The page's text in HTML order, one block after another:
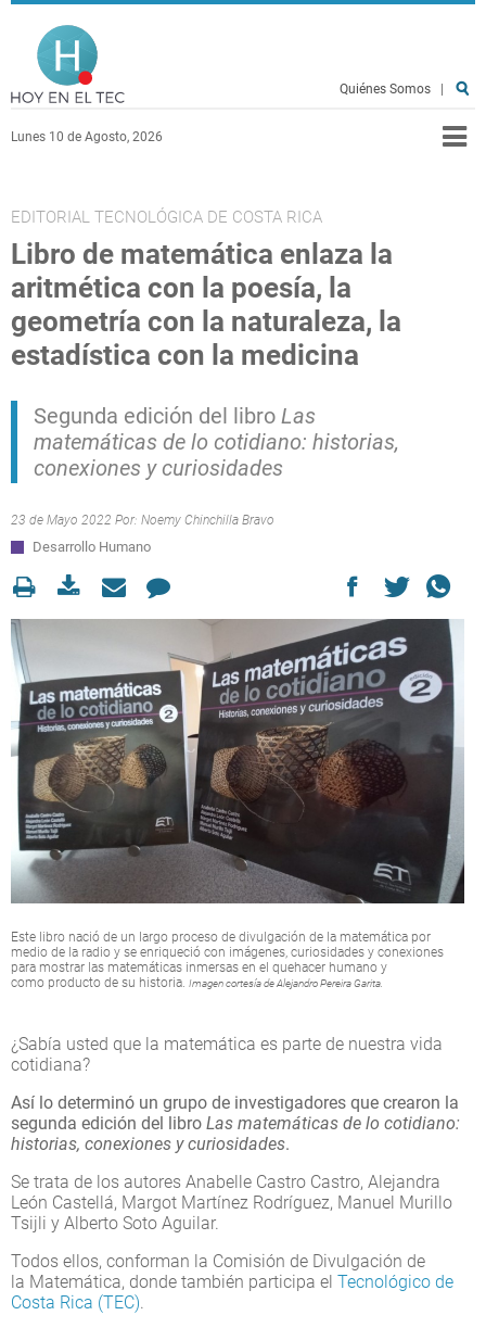
Pasar al contenido principal
Lunes 10 de Agosto, 2026
Quiénes Somos
EDITORIAL TECNOLÓGICA DE COSTA RICA
Libro de matemática enlaza la
aritmética con la poesía, la
geometría con la naturaleza, la
estadística con la medicina
Segunda edición del libro Las
matemáticas de lo cotidiano: historias,
conexiones y curiosidades
23 de Mayo 2022 Por: Noemy Chinchilla Bravo
Desarrollo Humano
Este libro nació de un largo proceso de divulgación de la matemática por
medio de la radio y se enriqueció con imágenes, curiosidades y conexiones
para mostrar las matemáticas inmersas en el quehacer humano y
como producto de su historia. Imagen cortesía de Alejandro Pereira Garita.
¿Sabía usted que la matemática es parte de nuestra vida
cotidiana?
Así lo determinó un grupo de investigadores que crearon la
segunda edición del libro Las matemáticas de lo cotidiano:
historias, conexiones y curiosidades.
Se trata de los autores Anabelle Castro Castro, Alejandra
León Castellá, Margot Martínez Rodríguez, Manuel Murillo
Tsijli y Alberto Soto Aguilar.
Todos ellos, conforman la Comisión de Divulgación de
la Matemática, donde también participa el Tecnológico de
Costa Rica (TEC).